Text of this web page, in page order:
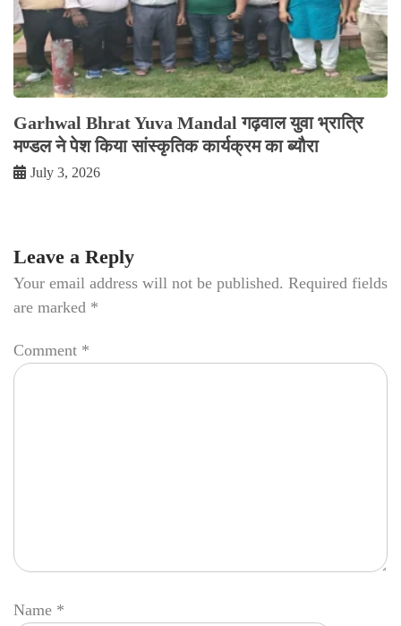
Garhwal Bhrat Yuva Mandal गढ़वाल युवा भ्रात्रि
मण्डल ने पेश किया सांस्कृतिक कार्यक्रम का ब्यौरा
July 3, 2026
Leave a Reply
Your email address will not be published. Required fields
are marked *
Comment *
Name *